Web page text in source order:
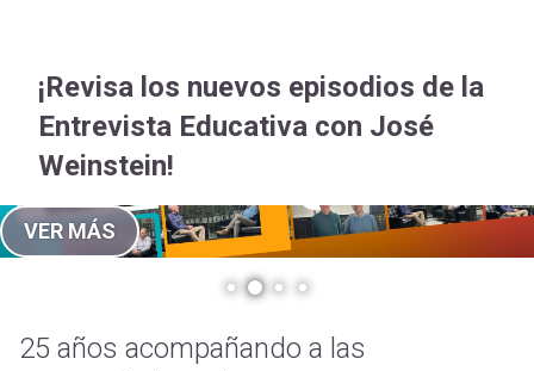
mi
cuenta
¡Revisa los nuevos episodios de la
Entrevista Educativa con José
Weinstein!
VER MÁS
25 años acompañando a las